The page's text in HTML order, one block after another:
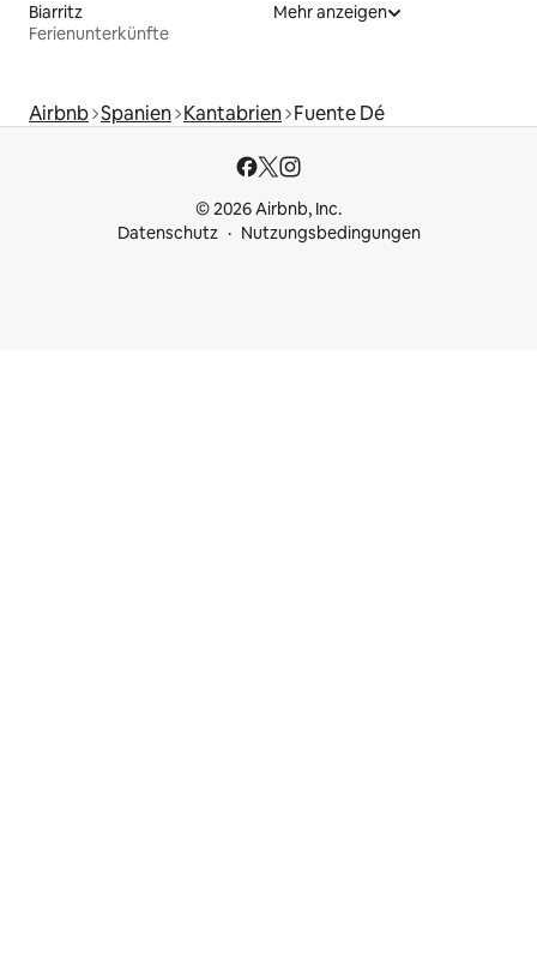
Biarritz
Ferienunterkünfte
Mehr anzeigen
Airbnb Spanien Kantabrien Fuente Dé
© 2026 Airbnb, Inc.
Datenschutz
Nutzungsbedingungen